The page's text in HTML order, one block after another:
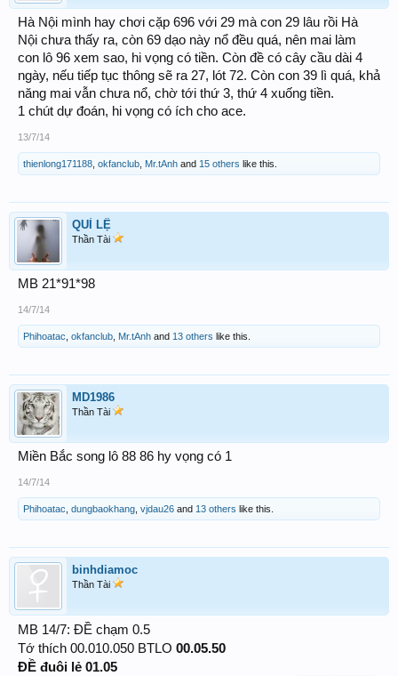
Hà Nội mình hay chơi cặp 696 với 29 mà con 29 lâu rồi Hà
Nội chưa thấy ra, còn 69 dạo này nổ đều quá, nên mai làm
con lô 96 xem sao, hi vọng có tiền. Còn đề có cây cầu dài 4
ngày, nếu tiếp tục thông sẽ ra 27, lót 72. Còn con 39 lì quá, khả
năng mai vẫn chưa nổ, chờ tới thứ 3, thứ 4 xuống tiền.
1 chút dự đoán, hi vọng có ích cho ace.
13/7/14
thienlong171188 okfanclub Mr.tAnh and 15 others like this.
QUỈ LỆ
Thần Tài
MB 21*91*98
14/7/14
Phihoatac okfanclub Mr.tAnh and 13 others like this.
MD1986
Thần Tài
Miền Bắc song lô 88 86 hy vọng có 1
14/7/14
Phihoatac dungbaokhang vjdau26 and 13 others like this.
binhdiamoc
Thần Tài
MB 14/7: ĐỀ chạm 0.5
Tớ thích 00.010.050 BTLO 00.05.50
ĐỀ đuôi lẻ 01.05